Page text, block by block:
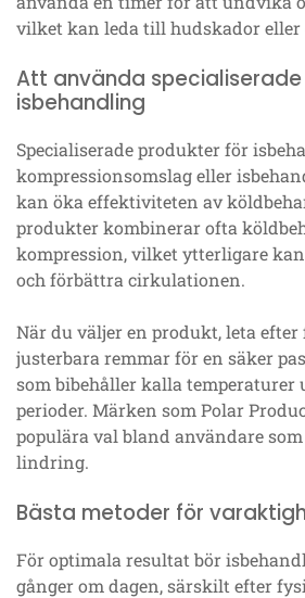
vilket kan leda till hudskador eller
Att använda
isbehandling
Specialiserade produkter för
kompressionsomslag eller
kan öka effektiviteten av
produkter kombinerar ofta
kompression, vilket ytterligare
och förbättra cirkulationen.
När du väljer en produkt, leta
justerbara remmar för en säker
som bibehåller kalla temperaturer
perioder. Märken som Polar
populära val bland användare
lindring.
Bästa metoder för
För optimala resultat bör
gånger om dagen, särskilt efter